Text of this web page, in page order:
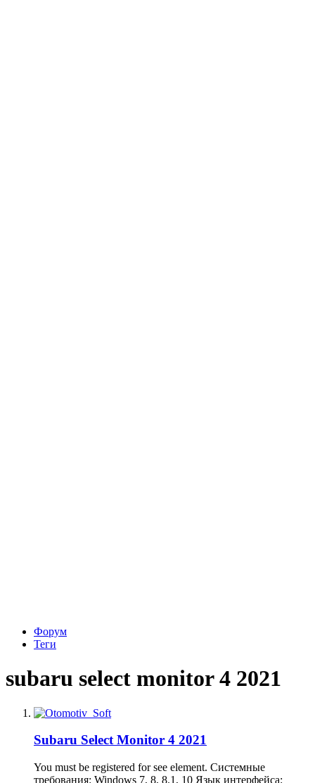
Форум
Теги
subaru select monitor 4 2021
Subaru Select Monitor 4 2021
You must be registered for see element. Системные
требования: Windows 7, 8, 8.1, 10 Язык интерфейса: